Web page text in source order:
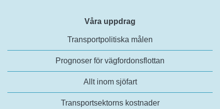
Våra uppdrag
Transportpolitiska målen
Prognoser för vägfordonsflottan
Allt inom sjöfart
Transportsektorns kostnader